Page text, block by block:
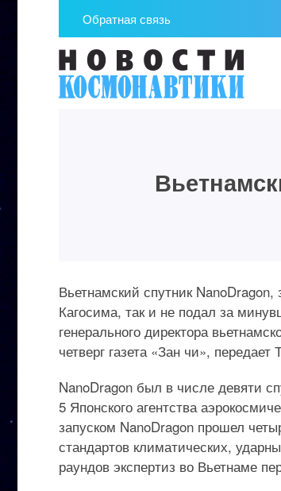
Обратная связь
Вьетнамский спутник
Кагосима, так и не подал за
генерального директора
четверг газета «Зан чи»,
NanoDragon был в числе девяти
5 Японского агентства
запуском NanoDragon прошел
стандартов климатических,
раундов экспертиз во Вьетнаме